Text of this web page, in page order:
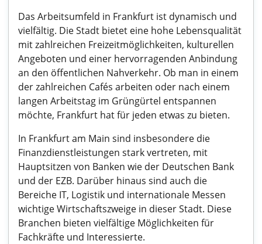
Das Arbeitsumfeld in Frankfurt ist dynamisch und
vielfältig. Die Stadt bietet eine hohe Lebensqualität
mit zahlreichen Freizeitmöglichkeiten, kulturellen
Angeboten und einer hervorragenden Anbindung
an den öffentlichen Nahverkehr. Ob man in einem
der zahlreichen Cafés arbeiten oder nach einem
langen Arbeitstag im Grüngürtel entspannen
möchte, Frankfurt hat für jeden etwas zu bieten.
In Frankfurt am Main sind insbesondere die
Finanzdienstleistungen stark vertreten, mit
Hauptsitzen von Banken wie der Deutschen Bank
und der EZB. Darüber hinaus sind auch die
Bereiche IT, Logistik und internationale Messen
wichtige Wirtschaftszweige in dieser Stadt. Diese
Branchen bieten vielfältige Möglichkeiten für
Fachkräfte und Interessierte.